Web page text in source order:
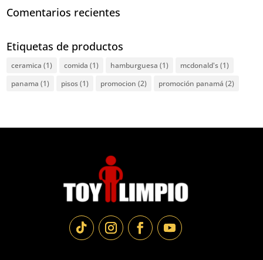
Comentarios recientes
Etiquetas de productos
ceramica (1) comida (1) hamburguesa (1) mcdonald's(1)
panama (1) pisos(1) promocion (2) promoción panamá (2)